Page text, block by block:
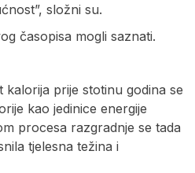
složni su.
časopisa mogli saznati.
kalorija prije stotinu godina se
kao jedinice energije
procesa razgradnje se tada
tjelesna težina i